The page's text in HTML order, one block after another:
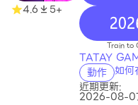
4.6 5+ recommend
Train to
TATAY
動作 如
近期更新:
2026-08-